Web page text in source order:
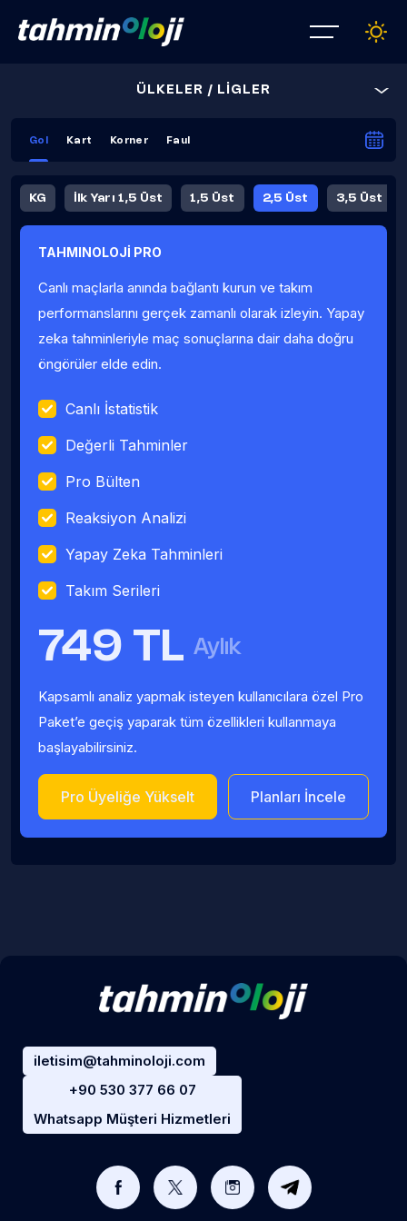
ÜLKELER / LİGLER
Gol Kart Korner Faul
KG İlk Yarı 1,5 Üst 1,5 Üst 2,5 Üst 3,5 Üst
Fauller Ortalama
TAHMINOLOJİ PRO
Canlı maçlarla anında bağlantı kurun ve takım
performanslarını gerçek zamanlı olarak izleyin. Yapay
zeka tahminleriyle maç sonuçlarına dair daha doğru
öngörüler elde edin.
Canlı İstatistik
Değerli Tahminler
Pro Bülten
Reaksiyon Analizi
Yapay Zeka Tahminleri
Takım Serileri
749 TL Aylık
Kapsamlı analiz yapmak isteyen kullanıcılara özel Pro
Paket’e geçiş yaparak tüm özellikleri kullanmaya
başlayabilirsiniz.
Pro Üyeliğe Yükselt Planları İncele
iletisim@tahminoloji.com
+90 530 377 66 07
Whatsapp Müşteri Hizmetleri